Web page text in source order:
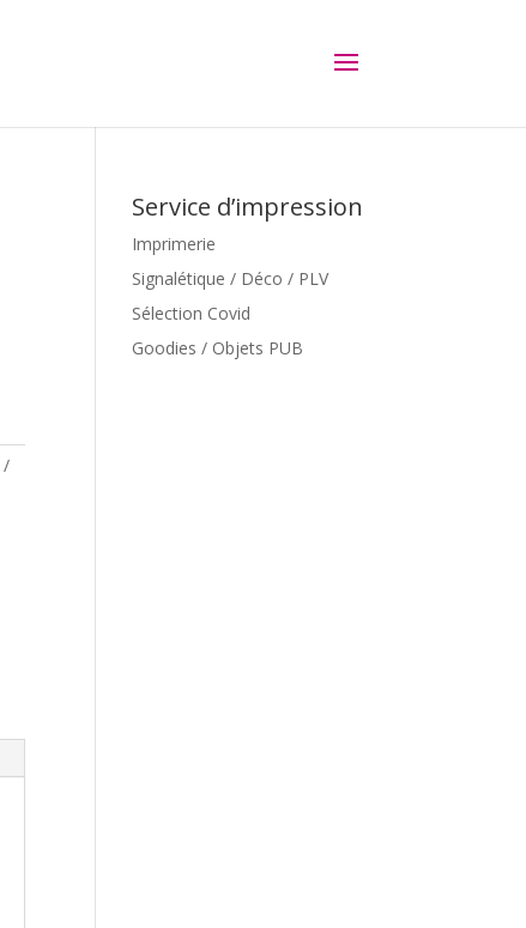
Service d’impression
Imprimerie
Signalétique / Déco / PLV
Sélection Covid
Goodies / Objets PUB